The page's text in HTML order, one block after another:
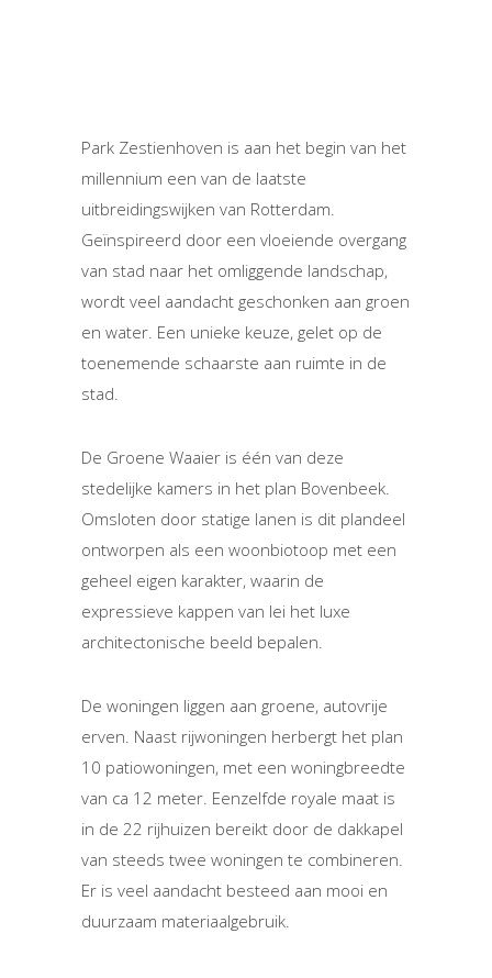
Park Zestienhoven is aan het begin van het
millennium een van de laatste
uitbreidingswijken van Rotterdam.
Geïnspireerd door een vloeiende overgang
van stad naar het omliggende landschap,
wordt veel aandacht geschonken aan groen
en water. Een unieke keuze, gelet op de
toenemende schaarste aan ruimte in de
stad.
De Groene Waaier is één van deze
stedelijke kamers in het plan Bovenbeek.
Omsloten door statige lanen is dit plandeel
ontworpen als een woonbiotoop met een
geheel eigen karakter, waarin de
expressieve kappen van lei het luxe
architectonische beeld bepalen.
De woningen liggen aan groene, autovrije
erven. Naast rijwoningen herbergt het plan
10 patiowoningen, met een woningbreedte
van ca 12 meter. Eenzelfde royale maat is
in de 22 rijhuizen bereikt door de dakkapel
van steeds twee woningen te combineren.
Er is veel aandacht besteed aan mooi en
duurzaam materiaalgebruik.